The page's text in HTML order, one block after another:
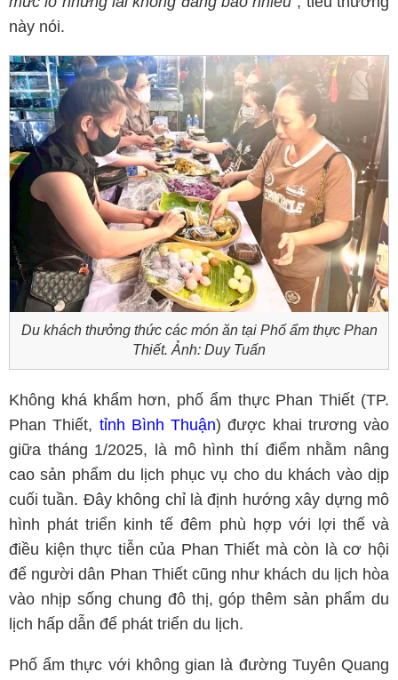
này nói.
Du khách thưởng thức các món ăn tại Phố ẩm thực Phan
Thiết. Ảnh: Duy Tuấn
Không khá khẩm hơn, phố ẩm thực Phan Thiết (TP.
Phan Thiết, tỉnh Bình Thuận) được khai trương vào
giữa tháng 1/2025, là mô hình thí điểm nhằm nâng
cao sản phẩm du lịch phục vụ cho du khách vào dịp
cuối tuần. Đây không chỉ là định hướng xây dựng mô
hình phát triển kinh tế đêm phù hợp với lợi thế và
điều kiện thực tiễn của Phan Thiết mà còn là cơ hội
để người dân Phan Thiết cũng như khách du lịch hòa
vào nhịp sống chung đô thị, góp thêm sản phẩm du
lịch hấp dẫn để phát triển du lịch.
Phố ẩm thực với không gian là đường Tuyên Quang